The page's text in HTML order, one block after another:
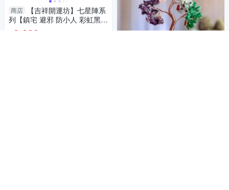
商店
【吉祥開運坊】七星陣系
列【鎮宅 避邪 防小人 彩虹黑曜
石七星陣 含黑曜石底盤10cm】
2,288